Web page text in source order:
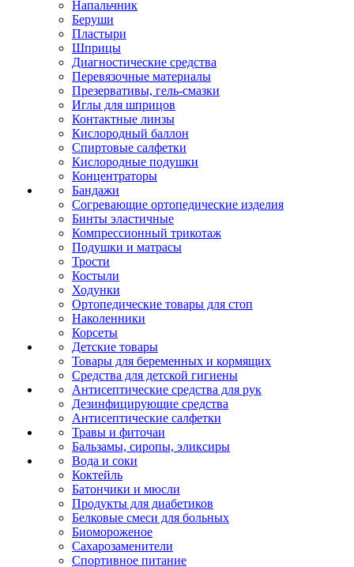
Напальчник
Беруши
Пластыри
Шприцы
Диагностические средства
Перевязочные материалы
Презервативы, гель-смазки
Иглы для шприцов
Контактные линзы
Кислородный баллон
Спиртовые салфетки
Кислородные подушки
Концентраторы
Бандажи
Согревающие ортопедические изделия
Бинты эластичные
Компрессионный трикотаж
Подушки и матрасы
Трости
Костыли
Ходунки
Ортопедические товары для стоп
Наколенники
Корсеты
Детские товары
Товары для беременных и кормящих
Средства для детской гигиены
Антисептические средства для рук
Дезинфицирующие средства
Антисептические салфетки
Травы и фиточаи
Бальзамы, сиропы, эликсиры
Вода и соки
Коктейль
Батончики и мюсли
Продукты для диабетиков
Белковые смеси для больных
Биомороженое
Сахарозаменители
Спортивное питание